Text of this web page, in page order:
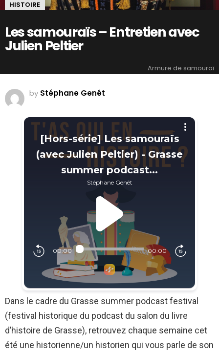
HISTOIRE
Les samouraïs – Entretien avec
Julien Peltier
Armure de samouraï
by Stéphane Genêt
Dans le cadre du Grasse summer podcast festival
(festival historique du podcast du salon du livre
d’histoire de Grasse), retrouvez chaque semaine cet
été une historienne/un historien qui vous parle de son